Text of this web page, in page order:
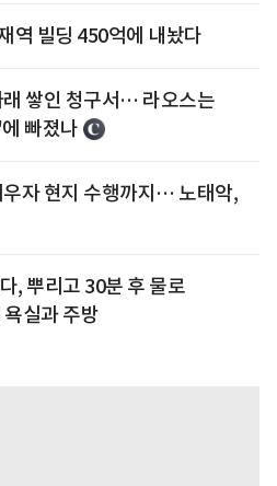
역 빌딩 450억에 내놨다
쌓인 청구서… 라오스는
빠졌나
자 현지 수행까지… 노태악,
, 뿌리고 30분 후 물로
실과 주방